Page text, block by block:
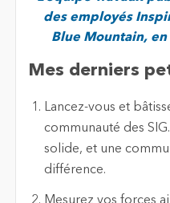
des employés
Blue Mountain,
Mes derniers
Lancez-vous et
communauté des
solide, et une
différence.